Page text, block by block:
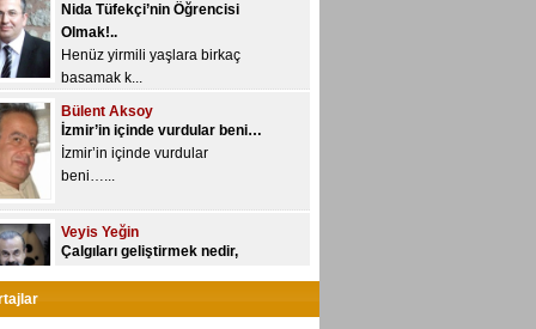
basamak k...
İzmir’in içinde vurdular beni…
İzmir’in içinde vurdular
beni…...
Veyis Yeğin
Çalgıları geliştirmek nedir,
“Geliştirme/gelişim” kavramı
özne...
Ayhan Sarı